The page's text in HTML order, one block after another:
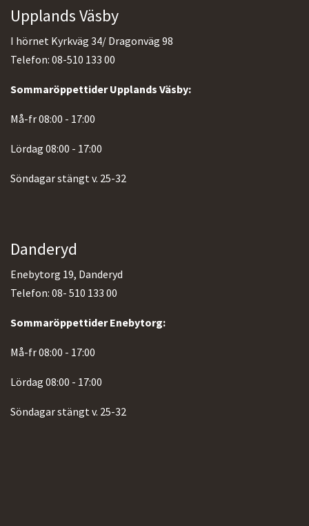
Upplands Väsby
I hörnet Kyrkväg 34/ Dragonväg 98
Telefon: 08-510 133 00
Sommaröppettider Upplands Väsby:
Må-fr 08:00 - 17:00
Lördag 08:00 - 17:00
Söndagar stängt v. 25-32
Danderyd
Enebytorg 19, Danderyd
Telefon: 08- 510 133 00
Sommaröppettider Enebytorg:
Må-fr 08:00 - 17:00
Lördag 08:00 - 17:00
Söndagar stängt v. 25-32